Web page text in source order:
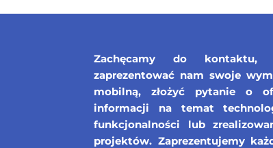
Zachęcamy do kontaktu,
zaprezentować nam swoje
mobilną, złożyć pytanie o
informacji na temat
funkcjonalności lub
projektów. Zaprezentujemy